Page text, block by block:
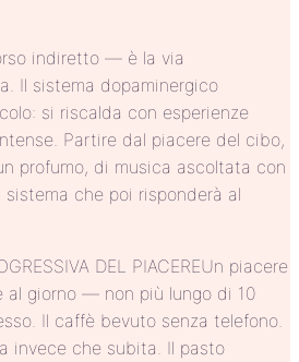
indiretto — è la via
Il sistema dopaminergico
si riscalda con esperienze
Partire dal piacere del cibo,
profumo, di musica ascoltata con
che poi risponderà al
DEL PIACEREUn piacere
al giorno — non più lungo di 10
Il caffè bevuto senza telefono.
invece che subita. Il pasto